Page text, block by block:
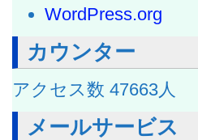
WordPress.org
カウンター
アクセス数 47663人
メールサービス